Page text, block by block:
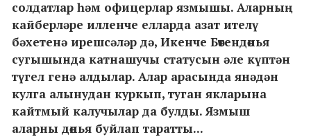
солдатлар һәм офицерлар язмышы. Аларның
кайберләре илленче елларда азат ителү
бәхетенә ирешсәләр дә, Икенче Бөтендөнья
сугышында катнашучы статусын әле күптән
түгел генә алдылар. Алар арасында янәдән
кулга алынудан куркып, туган якларына
кайтмый калучылар да булды. Язмыш
аларны дөнья буйлап таратты...